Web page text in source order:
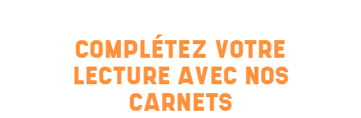
COMPLÉTEZ VOTRE
LECTURE AVEC NOS
CARNETS